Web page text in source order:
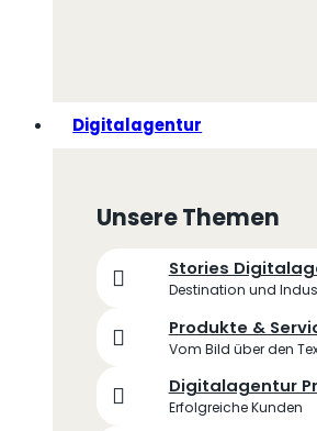
Digitalagentur
Unsere Themen
Stories
Destination und
Produkte &
Vom Bild über den
Digitalagentur
Erfolgreiche Kunden